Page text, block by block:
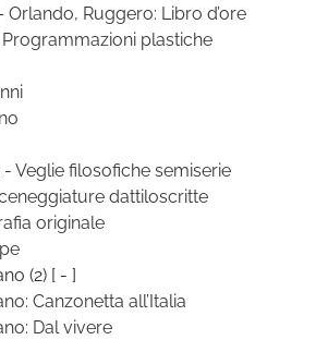
Orlando, Ruggero: Libro d’ore
plastiche
- Veglie filosofiche semiserie
dattiloscritte
originale
(2) [ - ]
Canzonetta all’Italia
Dal vivere